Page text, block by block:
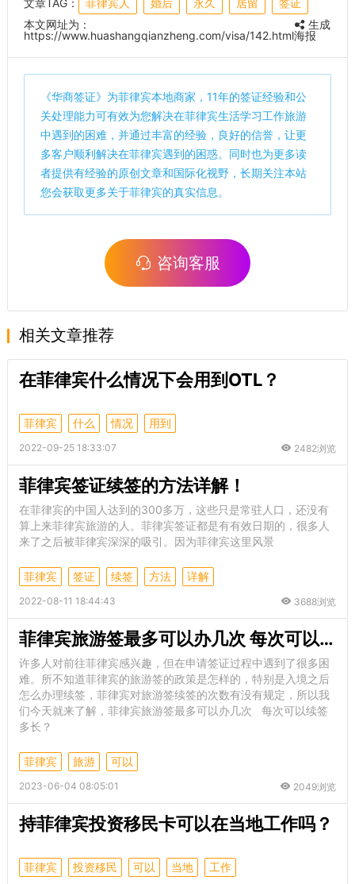
本文网址为：
https://www.huashangqianzheng.com/visa/142.html
生成
海报
《华商签证》为菲律宾本地商家，11年的签证经验和公
关处理能力可有效为您解决在菲律宾生活学习工作旅游
中遇到的困难，并通过丰富的经验，良好的信誉，让更
多客户顺利解决在菲律宾遇到的困惑。同时也为更多读
者提供有经验的原创文章和国际化视野，长期关注本站
您会获取更多关于菲律宾的真实信息。
咨询客服
相关文章推荐
在菲律宾什么情况下会用到OTL？
菲律宾 什么 情况 用到
2022-09-25 18:33:07 2482浏览
菲律宾签证续签的方法详解！
在菲律宾的中国人达到的300多万，这些只是常驻人口，还没有
算上来菲律宾旅游的人。菲律宾签证都是有有效日期的，很多人
来了之后被菲律宾深深的吸引。因为菲律宾这里风景
菲律宾 签证 续签 方法 详解
2022-08-11 18:44:43 3688浏览
菲律宾旅游签最多可以办几次 每次可以续签多长
许多人对前往菲律宾感兴趣，但在申请签证过程中遇到了很多困
难。所不知道菲律宾的旅游签的政策是怎样的，特别是入境之后
怎么办理续签，菲律宾对旅游签续签的次数有没有规定，所以我
们今天就来了解，菲律宾旅游签最多可以办几次 每次可以续签
多长？
菲律宾 旅游 可以
2023-06-04 08:05:01 2049浏览
持菲律宾投资移民卡可以在当地工作吗？
菲律宾 投资移民 可以 当地 工作